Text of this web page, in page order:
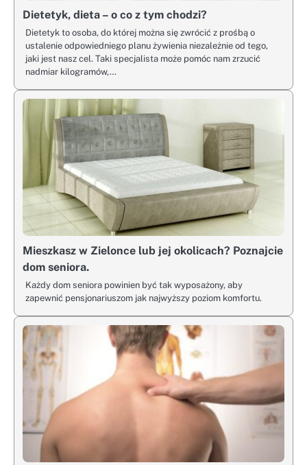
Dietetyk, dieta – o co z tym chodzi?
Dietetyk to osoba, do której można się zwrócić z prośbą o
ustalenie odpowiedniego planu żywienia niezależnie od tego,
jaki jest nasz cel. Taki specjalista może pomóc nam zrzucić
nadmiar kilogramów,…
Mieszkasz w Zielonce lub jej okolicach? Poznajcie
dom seniora.
Każdy dom seniora powinien być tak wyposażony, aby
zapewnić pensjonariuszom jak najwyższy poziom komfortu.